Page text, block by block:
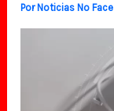
PorNoticias No Face